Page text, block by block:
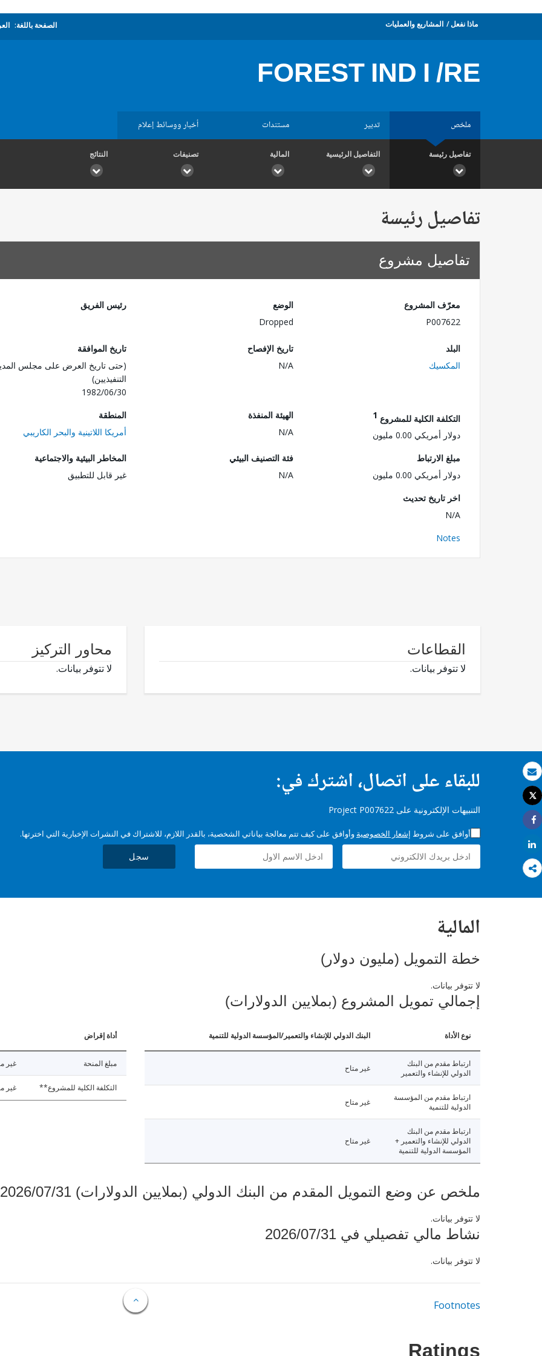
بريد الكتروني
طباعة
Tweet
Share
Share
ماذا نفعل المشاريع والعمليات الصفحة باللغة:
FOREST IND I /RE
ملخص تدبير مستندات أخبار ووسائط إعلام
تفاصيل رئيسة التفاصيل الرئيسية المالية تصنيفات النتائج
تفاصيل رئيسة
تفاصيل مشروع
معرّف المشروع
P007622
الوضع
Dropped
رئيس الفريق
البلد
المكسيك
تاريخ الإفصاح
N/A
تاريخ الموافقة
(حتى تاريخ العرض على مجلس
التنفيذيين)
1982/06/30
التكلفة الكلية للمشروع 1
دولار أمريكي 0.00 مليون
الهيئة المنفذة
N/A
المنطقة
أمريكا اللاتينية والبحر الكاريبي
مبلغ الارتباط
دولار أمريكي 0.00 مليون
فئة التصنيف البيئي
N/A
المخاطر البيئية والاجتماعية
غير قابل للتطبيق
اخر تاريخ تحديث
N/A
Notes
القطاعات
لا تتوفر بيانات.
محاور التركيز
لا تتوفر بيانات.
للبقاء على اتصال، اشترك في:
التنبيهات الإلكترونية على Project P007622
أوافق على شروط إشعار الخصوصية وأوافق على كيف تتم معالجة بياناتي الشخصية، بالقدر اللازم، للاشتراك في النشرات الإخبارية التي اخترتها.
سجل
المالية
خطة التمويل (مليون دولار)
لا تتوفر بيانات.
إجمالي تمويل المشروع (بملايين الدولارات)
نوع الأداة البنك الدولي للإنشاء والتعمير/المؤسسة الدولية للتنمية
ارتباط مقدم من البنك
الدولي للإنشاء والتعمير
غير متاح
ارتباط مقدم من المؤسسة
الدولية للتنمية
غير متاح
ارتباط مقدم من البنك
الدولي للإنشاء والتعمير +
المؤسسة الدولية للتنمية
غير متاح
أداة إقراض
مبلغ المنحة غير
التكلفة الكلية للمشروع** غير
ملخص عن وضع التمويل المقدم من البنك الدولي (بملايين الدولارات) 2026/07/31
لا تتوفر بيانات.
نشاط مالي تفصيلي في 2026/07/31
لا تتوفر بيانات.
Footnotes